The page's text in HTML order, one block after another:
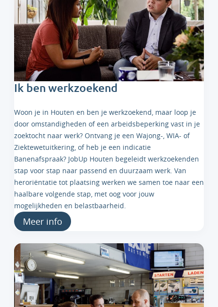
Ik ben werkzoekend
Woon je in Houten en ben je werkzoekend, maar loop je
door omstandigheden of een arbeidsbeperking vast in je
zoektocht naar werk? Ontvang je een Wajong-, WIA- of
Ziektewetuitkering, of heb je een indicatie
Banenafspraak? JobUp Houten begeleidt werkzoekenden
stap voor stap naar passend en duurzaam werk. Van
heroriëntatie tot plaatsing werken we samen toe naar een
haalbare volgende stap, met oog voor jouw
mogelijkheden en belastbaarheid.
Meer info